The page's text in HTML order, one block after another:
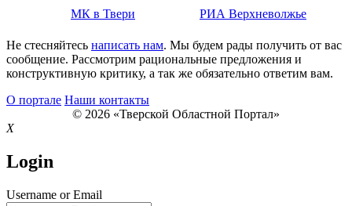
МК в Твери
РИА Верхневолжье
Не стесняйтесь написать нам. Мы будем рады получить от вас
сообщение. Рассмотрим рациональные предложения и
конструктивную критику, а так же обязательно ответим вам.
О портале Наши контакты
© 2026 «Тверской Областной Портал»
X
Login
Username or Email